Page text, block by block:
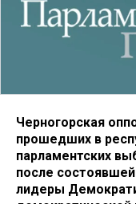
Черногорская
прошедших в
парламентских
после
лидеры